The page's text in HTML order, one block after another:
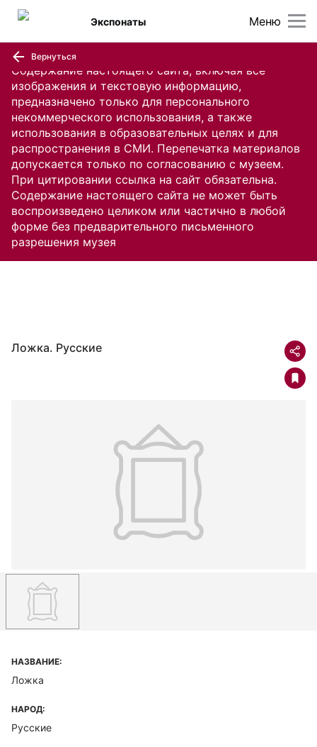
Содержание настоящего сайта, включая все
изображения и текстовую информацию,
предназначено только для персонального
некоммерческого использования, а также
использования в образовательных целях и для
распространения в СМИ. Перепечатка материалов
допускается только по согласованию с музеем.
При цитировании ссылка на сайт обязательна.
Содержание настоящего сайта не может быть
воспроизведено целиком или частично в любой
форме без предварительного письменного
разрешения музея
Меню
Экспонаты
Вернуться
Ложка. Русские
НАЗВАНИЕ:
Ложка
НАРОД:
Русские